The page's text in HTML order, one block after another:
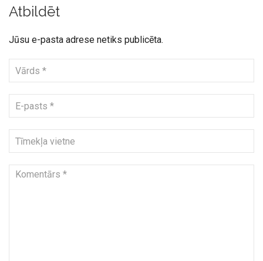
Atbildēt
Jūsu e-pasta adrese netiks publicēta.